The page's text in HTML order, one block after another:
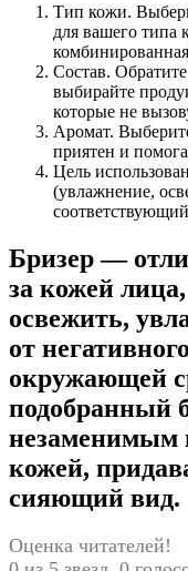
Тип кожи.
для вашего типа
Состав.
выбирайте
которые не
Аромат.
приятен и
Цель
(увлажнение,
Бризер —
за кожей
освежить,
от
окружающей
подобранный
незаменимым
кожей,
сияющий вид.
Оценка читателей!